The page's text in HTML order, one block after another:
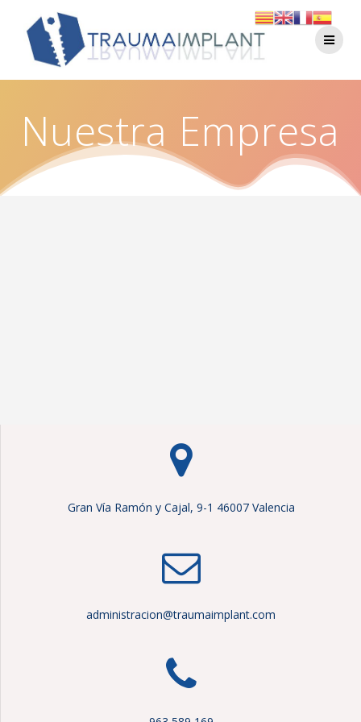
Nuestra Empresa
Gran Vía Ramón y Cajal, 9-1 46007 Valencia
administracion@traumaimplant.com